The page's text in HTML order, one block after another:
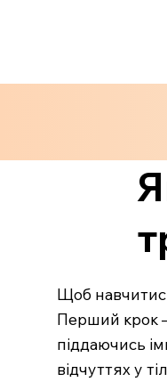
Щоб
Перший крок
піддаючись
відчуттях у